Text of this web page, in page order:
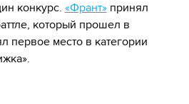
конкурс. «Франт» принял
который прошел в
первое место в категории